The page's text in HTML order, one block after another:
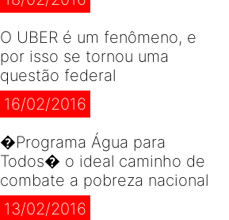
O UBER é um fenômeno, e
por isso se tornou uma
questão federal
16/02/2016
�Programa Água para
Todos� o ideal caminho de
combate a pobreza nacional
13/02/2016